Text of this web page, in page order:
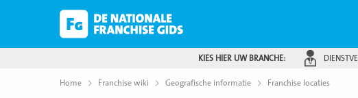
KIES HIER UW BRANCHE:
Home Franchise wiki Geografische informatie Franchise locaties